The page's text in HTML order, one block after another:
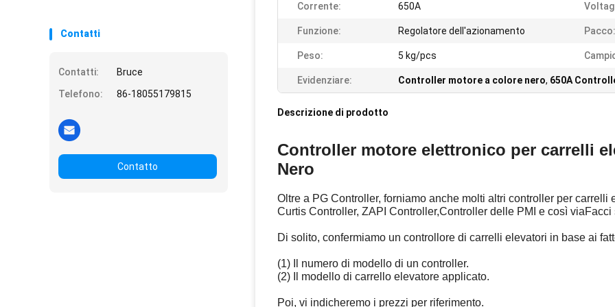
Contatti
Contatti:
Bruce
Telefono:
86-18055179815
Contatto
Corrente: 650A
Funzione: Regolatore dell'azionamento Pacco:
Peso: 5 kg/pcs
Evidenziare: Controller motore a colore nero, 650A
Descrizione di prodotto
Controller motore elettronico per carrelli
Nero
Oltre a PG Controller, forniamo anche molti altri controller per
Curtis Controller, ZAPI Controller,Controller delle PMI e così
Di solito, confermiamo un controllore di carrelli elevatori in base ai
(1) Il numero di modello di un controller.
(2) Il modello di carrello elevatore applicato.
Poi, vi indicheremo i prezzi per riferimento.